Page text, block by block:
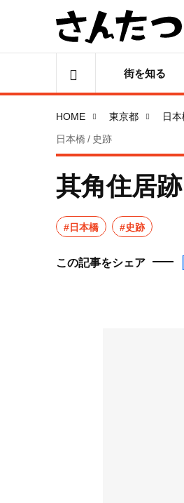
街を知る
HOME 東京都 日
日本橋 / 史跡
其角住居跡
#日本橋 #史跡
この記事をシェア